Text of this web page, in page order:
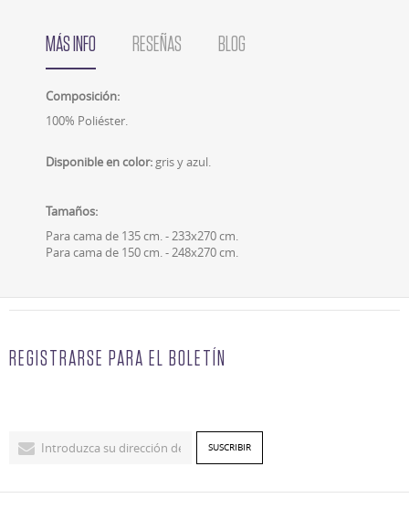
MÁS INFO RESEÑAS BLOG
Composición:
100% Poliéster.
Disponible en color: gris y azul.
Tamaños:
Para cama de 135 cm. - 233x270 cm.
Para cama de 150 cm. - 248x270 cm.
REGISTRARSE PARA EL BOLETÍN